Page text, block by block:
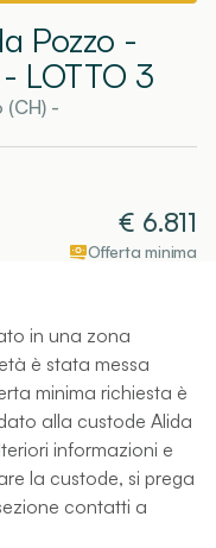
Pozzo -
- LOTTO 3
(CH)-
€ 6.811
Offerta minima
in una zona
è stata messa
minima richiesta è
alla custode Alida
informazioni e
la custode, si prega
contatti a